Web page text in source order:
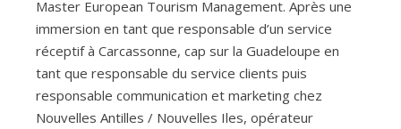
Master European Tourism Management. Après une
immersion en tant que responsable d’un service
réceptif à Carcassonne, cap sur la Guadeloupe en
tant que responsable du service clients puis
responsable communication et marketing chez
Nouvelles Antilles / Nouvelles Iles, opérateur